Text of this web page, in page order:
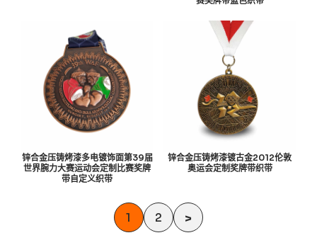
锌合金压铸烤漆多电镀饰面第39届
世界腕力大赛运动会定制比赛奖牌
带自定义织带
锌合金压铸烤漆镀古金2012伦敦
奥运会定制奖牌带织带
1 2 >